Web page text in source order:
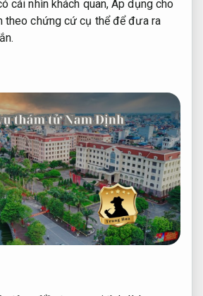
cái nhìn khách quan,Áp dụng cho
theo chứng cứ cụ thể để đưa ra